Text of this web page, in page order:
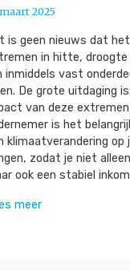
2025
is geen nieuws dat
in hitte,
inmiddels vast
De grote uitdaging
van deze
is het
klimaatverandering op
zodat je niet
ook een stabiel
meer